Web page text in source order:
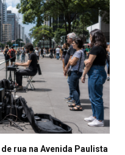
rua na Avenida Paulista